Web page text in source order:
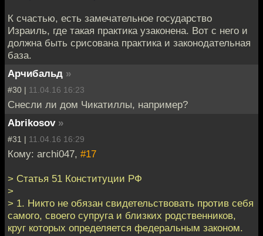
К счастью, есть замечательное государство
Израиль, где такая практика узаконена. Вот с него и
должна быть срисована практика и законодательная
база.
Арчибальд »
#30 | 11.04.16 16:23
Снесли ли дом Чикатиллы, например?
Abrikosov »
#31 | 11.04.16 16:29
Кому: archi047, #17
> Статья 51 Конституции РФ
>
> 1. Никто не обязан свидетельствовать против себя
самого, своего супруга и близких родственников,
круг которых определяется федеральным законом.